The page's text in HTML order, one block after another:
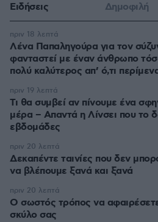
Ειδήσεις Δημοφιλή
Λένα Παπαληγούρα για τον
φανταστεί με έναν άνθρωπο
πολύ καλύτερος απ’ ό,τι
πριν 18 λεπτά
Τι θα συμβεί αν πίνουμε ένα
μέρα – Απαντά η Λίνσει που το
εβδομάδες
πριν 19 λεπτά
Δεκαπέντε ταινίες που δεν
να βλέπουμε ξανά και ξανά
πριν 20 λεπτά
Ο σωστός τρόπος να
σκύλο σας
πριν 20 λεπτά